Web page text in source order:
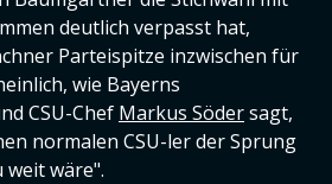
deutlich verpasst hat,
Parteispitze inzwischen für
wie Bayerns
CSU-Chef Markus Södersagt,
normalen CSU-ler der Sprung
weit wäre".